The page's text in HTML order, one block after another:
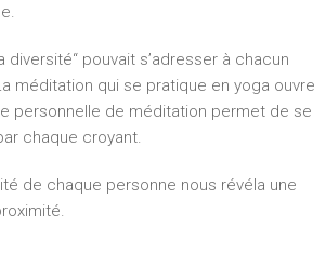
pouvait s’adresser à chacun
méditation qui se pratique en yoga ouvre
personnelle de méditation permet de se
chaque croyant.
de chaque personne nous révéla une